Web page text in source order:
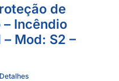
de
Incêndio
Mod: S2 –
Detalhes